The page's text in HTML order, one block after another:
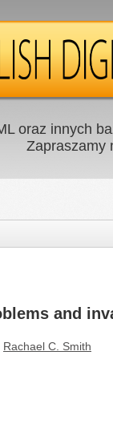
oraz innych
Zapraszamy
and
Rachael C. Smith